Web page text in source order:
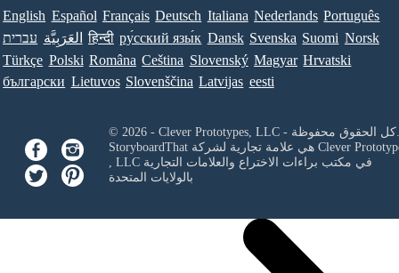
English Español Français Deutsch Italiana Nederlands Português
עברית العَرَبِيَّة हिन्दी ру́сский язы́к Dansk Svenska Suomi Norsk
Türkçe Polski Româna Ceština Slovenský Magyar Hrvatski
български Lietuvos Slovenščina Latvijas eesti
© 2026 - Clever Prototypes, LLC - كل الحقوق محفوظة.
StoryboardThat هي علامة تجارية لشركة Clever
, LLCفي مكتب براءات الاختراع والعلامات التجارية
بالولايات المتحدة